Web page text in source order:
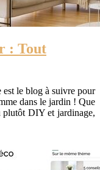
: Tout
est le blog à suivre pour
dans le jardin ! Que
plutôt DIY et jardinage,